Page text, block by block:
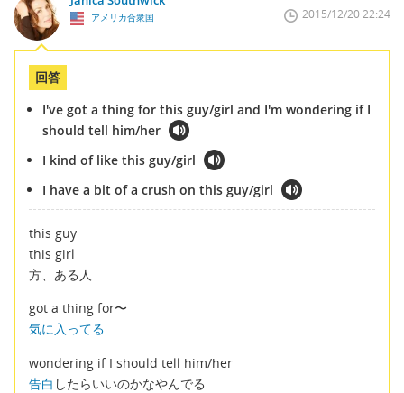
アメリカ合衆国 2015/12/20 22:24
回答
I've got a thing for this guy/girl and I'm wondering if I
should tell him/her
I kind of like this guy/girl
I have a bit of a crush on this guy/girl
this guy
this girl
方、ある人
got a thing for〜
気に入ってる
wondering if I should tell him/her
告白 したらいいのかなやんでる